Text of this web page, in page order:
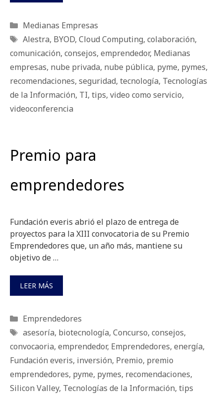
Categorías
Medianas Empresas
Etiquetas
Alestra, BYOD, Cloud Computing, colaboración,
comunicación, consejos, emprendedor, Medianas
empresas, nube privada, nube pública, pyme, pymes,
recomendaciones, seguridad, tecnología, Tecnologías
de la Información, TI, tips, video como servicio,
videoconferencia
Premio para
emprendedores
Fundación everis abrió el plazo de entrega de
proyectos para la XIII convocatoria de su Premio
Emprendedores que, un año más, mantiene su
objetivo de …
LEER MÁS
Categorías
Emprendedores
Etiquetas
asesoría, biotecnología, Concurso, consejos,
convocaoria, emprendedor, Emprendedores, energía,
Fundación everis, inversión, Premio, premio
emprendedores, pyme, pymes, recomendaciones,
Silicon Valley, Tecnologías de la Información, tips